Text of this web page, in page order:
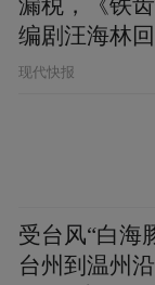
级的球队中
附加赛，距
漏税，《铁
编剧汪海林
现代快报
受台风“白海
台州到温州